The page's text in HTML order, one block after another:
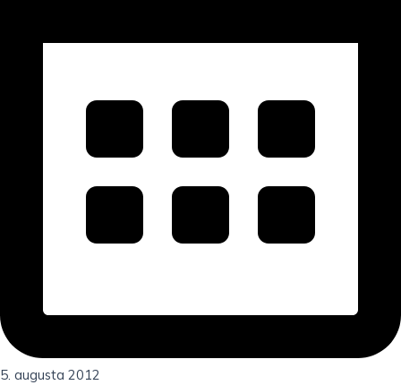
5. augusta 2012